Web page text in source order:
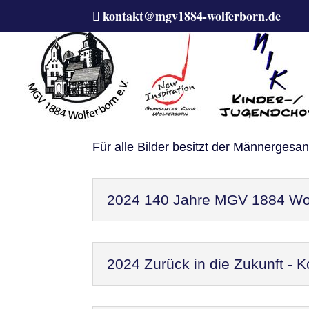
kontakt@mgv1884-wolferborn.de
Bilder zu einzelnen
Für alle Bilder besitzt der
2024 140 Jahre MGV 1884
2024 Zurück in die Zukunft -